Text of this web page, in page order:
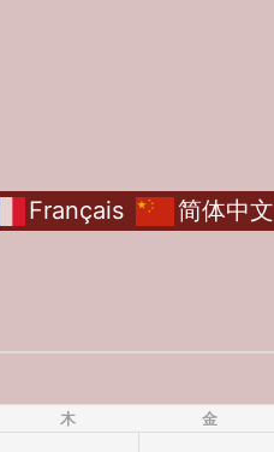
Français 简体中文
木 金